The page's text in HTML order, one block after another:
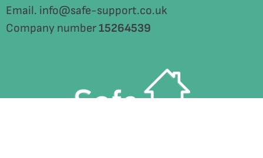
Email. info@safe-support.co.uk
Company number15264539